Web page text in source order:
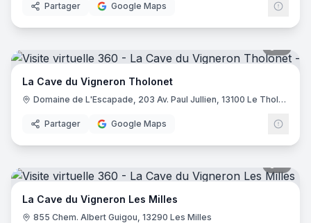
Partager Google Maps
La Cave du Vigneron Tholonet
Domaine de L'Escapade, 203 Av. Paul Jullien, 13100 Le Tholonet
Partager Google Maps
La Cave du Vigneron Les Milles
855 Chem. Albert Guigou, 13290 Les Milles